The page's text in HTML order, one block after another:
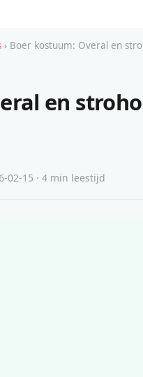
› Boer kostuum: Overal en
en
02-15 · 4 min leestijd